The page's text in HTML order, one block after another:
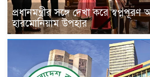
প্রধানমন্ত্রীর সঙ্গে দেখা করে
হারমোনিয়াম উপহার